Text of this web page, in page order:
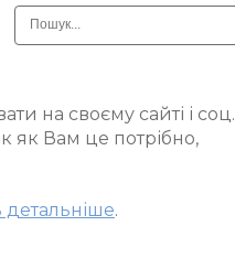
на своєму сайті і соц.
як Вам це потрібно,
детальніше.